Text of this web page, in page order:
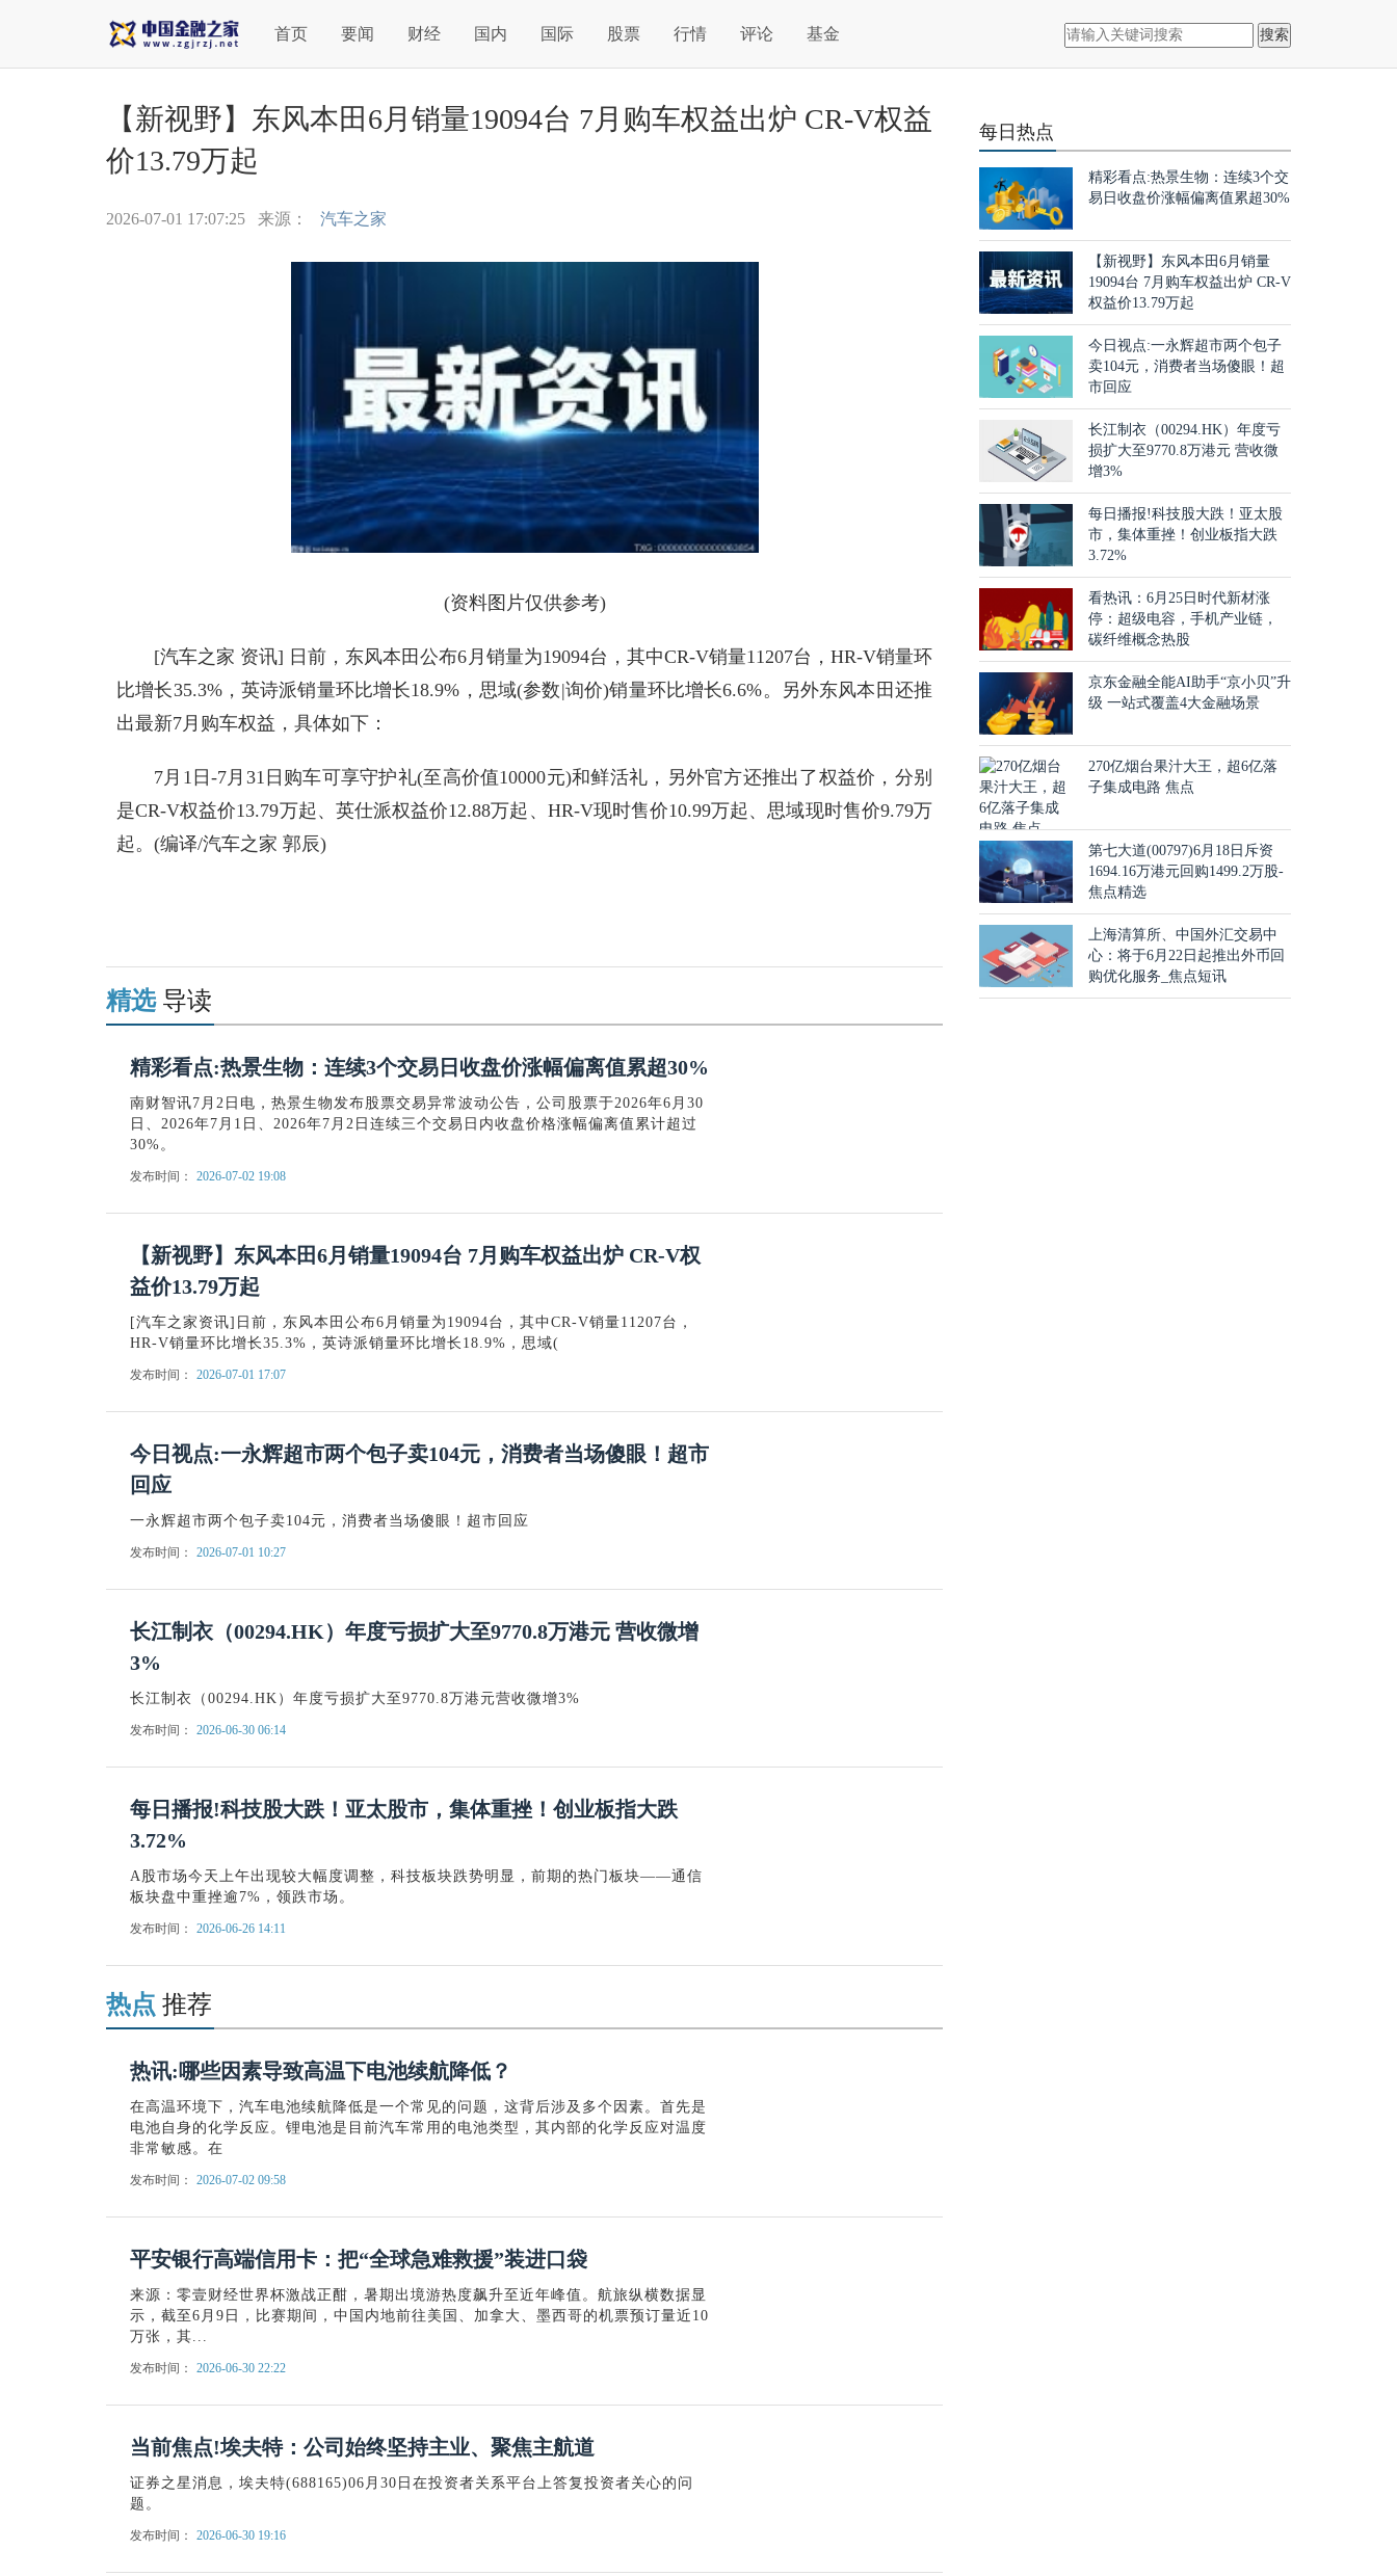
首页 要闻 财经 国内 国际 股票 行情 评论 基金 搜索
【新视野】东风本田6月销量19094台 7月购车权益出炉 CR-V权益
价13.79万起
2026-07-01 17:07:25 来源： 汽车之家
(资料图片仅供参考)
[汽车之家 资讯] 日前，东风本田公布6月销量为19094台，其中CR-V销量11207台，HR-V销量环
比增长35.3%，英诗派销量环比增长18.9%，思域(参数|询价)销量环比增长6.6%。另外东风本田还推
出最新7月购车权益，具体如下：
7月1日-7月31日购车可享守护礼(至高价值10000元)和鲜活礼，另外官方还推出了权益价，分别
是CR-V权益价13.79万起、英仕派权益价12.88万起、HR-V现时售价10.99万起、思域现时售价9.79万
起。(编译/汽车之家 郭辰)
精选导读
精彩看点:热景生物：连续3个交易日收盘价涨幅偏离值累超30%
南财智讯7月2日电，热景生物发布股票交易异常波动公告，公司股票于2026年6月30
日、2026年7月1日、2026年7月2日连续三个交易日内收盘价格涨幅偏离值累计超过
30%。
发布时间： 2026-07-02 19:08
【新视野】东风本田6月销量19094台 7月购车权益出炉 CR-V权
益价13.79万起
[汽车之家资讯]日前，东风本田公布6月销量为19094台，其中CR-V销量11207台，
HR-V销量环比增长35.3%，英诗派销量环比增长18.9%，思域(
发布时间： 2026-07-01 17:07
今日视点:一永辉超市两个包子卖104元，消费者当场傻眼！超市
回应
一永辉超市两个包子卖104元，消费者当场傻眼！超市回应
发布时间： 2026-07-01 10:27
长江制衣（00294.HK）年度亏损扩大至9770.8万港元 营收微增
3%
长江制衣（00294.HK）年度亏损扩大至9770.8万港元营收微增3%
发布时间： 2026-06-30 06:14
每日播报!科技股大跌！亚太股市，集体重挫！创业板指大跌
3.72%
A股市场今天上午出现较大幅度调整，科技板块跌势明显，前期的热门板块——通信
板块盘中重挫逾7%，领跌市场。
发布时间： 2026-06-26 14:11
热点 推荐
热讯:哪些因素导致高温下电池续航降低？
在高温环境下，汽车电池续航降低是一个常见的问题，这背后涉及多个因素。首先是
电池自身的化学反应。锂电池是目前汽车常用的电池类型，其内部的化学反应对温度
非常敏感。在
发布时间： 2026-07-02 09:58
平安银行高端信用卡：把“全球急难救援”装进口袋
来源：零壹财经世界杯激战正酣，暑期出境游热度飙升至近年峰值。航旅纵横数据显
示，截至6月9日，比赛期间，中国内地前往美国、加拿大、墨西哥的机票预订量近10
万张，其...
发布时间： 2026-06-30 22:22
当前焦点!埃夫特：公司始终坚持主业、聚焦主航道
证券之星消息，埃夫特(688165)06月30日在投资者关系平台上答复投资者关心的问
题。
发布时间： 2026-06-30 19:16
每日热点
精彩看点:热景生物：连续3个交
易日收盘价涨幅偏离值累超30%
【新视野】东风本田6月销量
19094台 7月购车权益出炉 CR-V
权益价13.79万起
今日视点:一永辉超市两个包子
卖104元，消费者当场傻眼！超
市回应
长江制衣（00294.HK）年度亏
损扩大至9770.8万港元 营收微
增3%
每日播报!科技股大跌！亚太股
市，集体重挫！创业板指大跌
3.72%
看热讯：6月25日时代新材涨
停：超级电容，手机产业链，
碳纤维概念热股
京东金融全能AI助手“京小贝”升
级 一站式覆盖4大金融场景
270亿烟台果汁大王，超6亿落
子集成电路 焦点
第七大道(00797)6月18日斥资
1694.16万港元回购1499.2万股-
焦点精选
上海清算所、中国外汇交易中
心：将于6月22日起推出外币回
购优化服务_焦点短讯